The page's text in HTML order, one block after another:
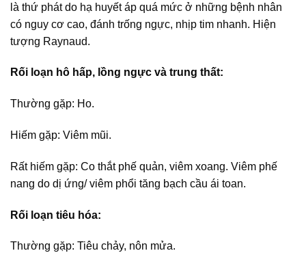
là thứ phát do hạ huyết áp quá mức ở những bệnh nhân
có nguy cơ cao, đánh trống ngực, nhịp tim nhanh. Hiện
tượng Raynaud.
Rối loạn hô hấp, lồng ngực và trung thất:
Thường gặp: Ho.
Hiếm gặp: Viêm mũi.
Rất hiếm gặp: Co thắt phế quản, viêm xoang. Viêm phế
nang do dị ứng/ viêm phổi tăng bạch cầu ái toan.
Rối loạn tiêu hóa:
Thường gặp: Tiêu chảy, nôn mửa.